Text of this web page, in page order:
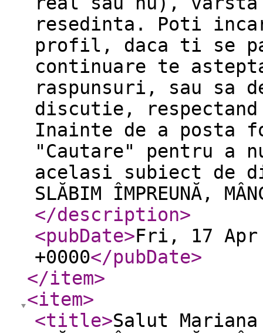
resedinta. Poti
profil, daca ti se
continuare te
raspunsuri, sau sa
discutie,
Inainte de a posta
"Cautare" pentru a
acelasi subiect de
SLĂBIM ÎMPREUNĂ,
</description>
<pubDate>Fri, 17 Apr
+0000</pubDate>
</item>
<item>
<title>Salut